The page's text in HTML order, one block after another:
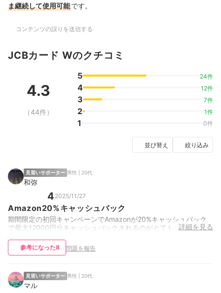
ま継続して使用可能です。
コンテンツの誤りを送信する
JCBカード Wのクチコミ
4.3
（44件）
5 24件
4 12件
3 7件
2 1件
1 0件
並び替え 絞り込み
見習いサポーター 男性 | 20代
和弥
4 2025/11/27
Amazon20%キャッシュバック
期間限定の初回キャンペーンでAmazonが20%キャッシュバック
で最大12000円分キャッシュバックされるのがとても良い。詳細を見る
参考になった8 問題を報告
見習いサポーター 男性 | 20代
マル